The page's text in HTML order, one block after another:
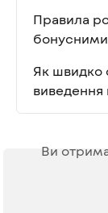
Правила
Як швидко
виведення
Ви